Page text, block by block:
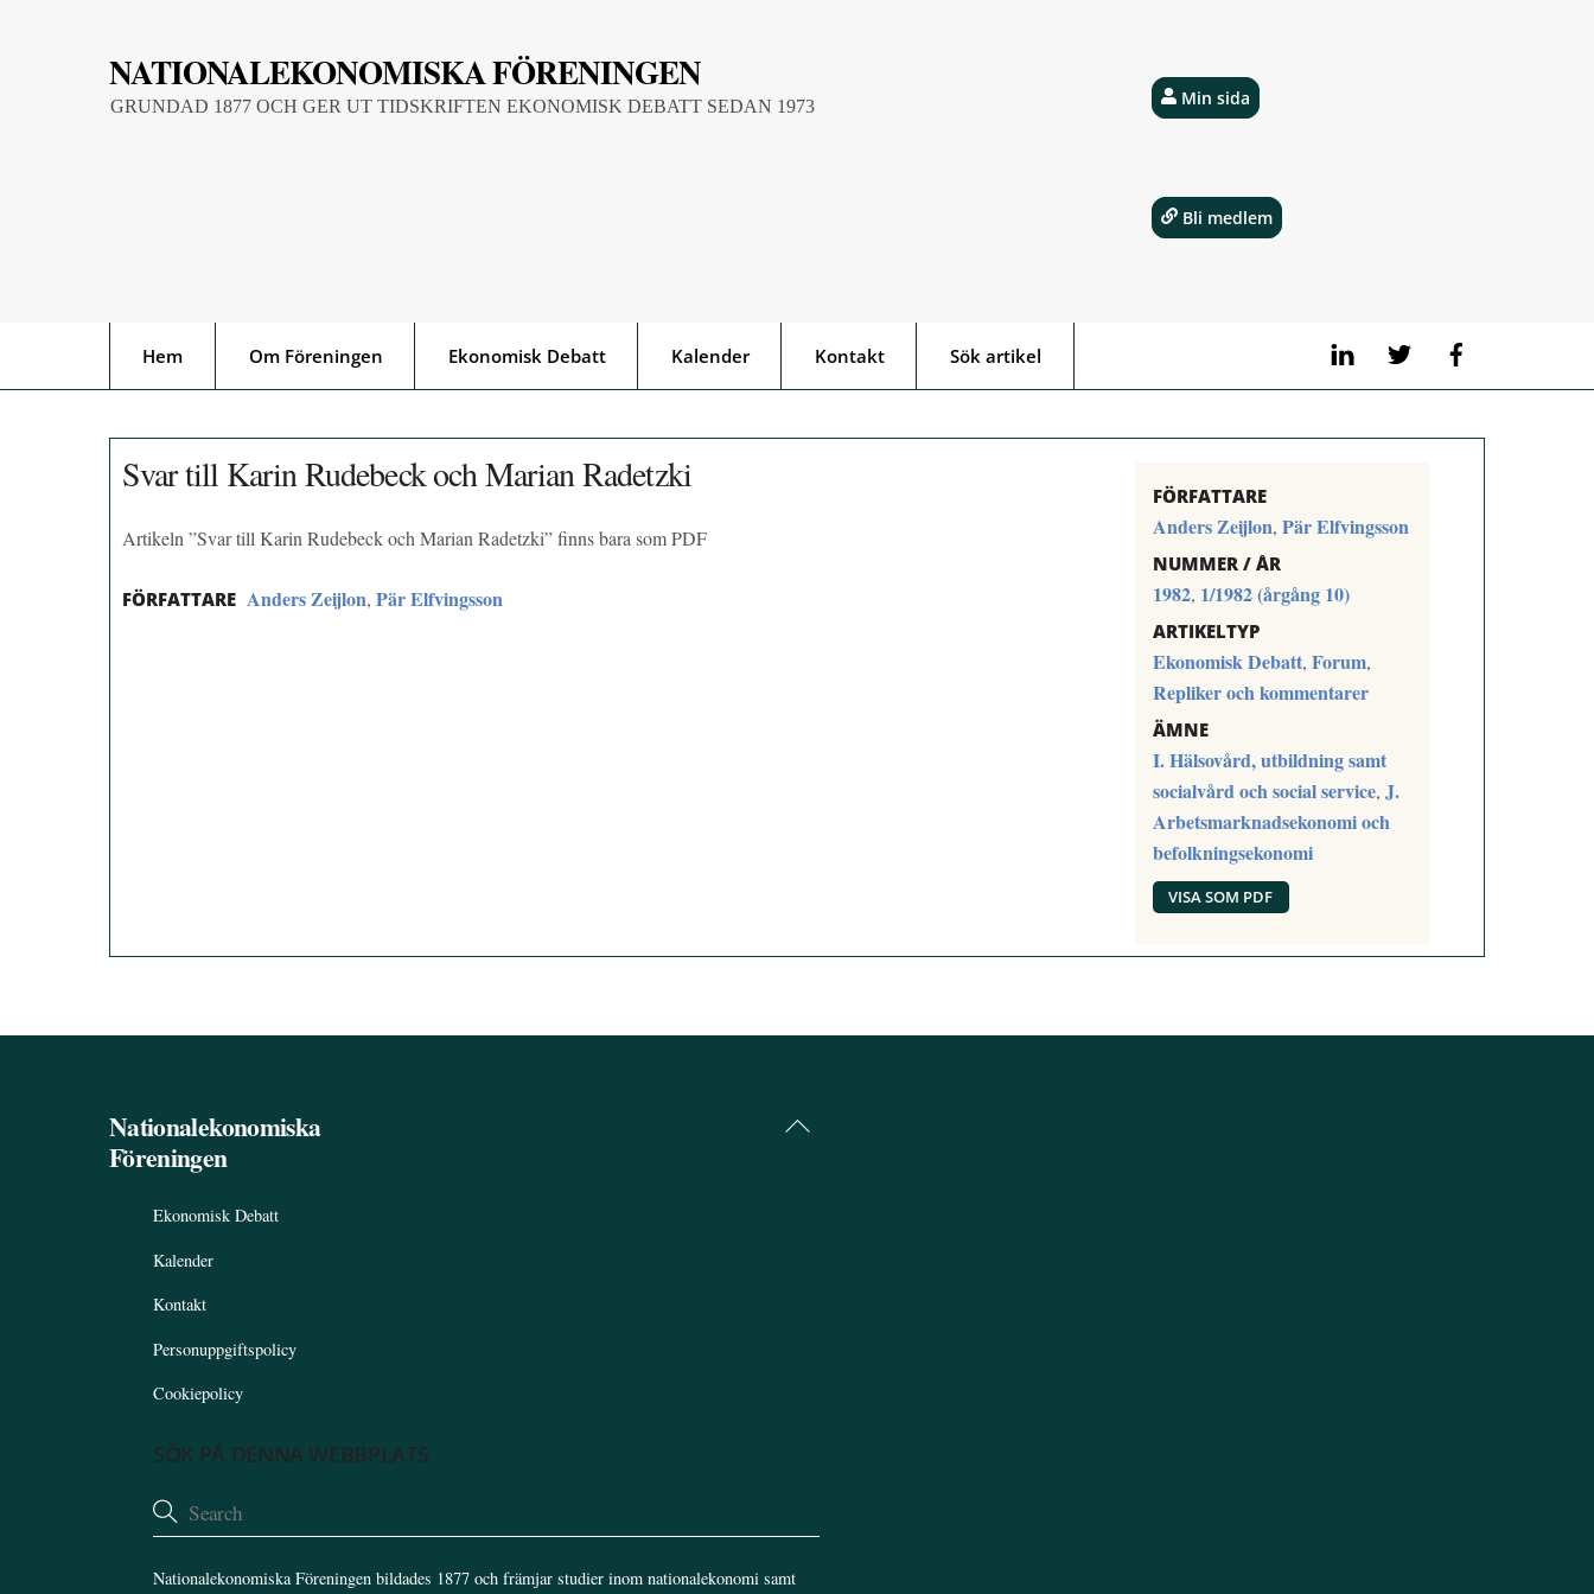
NATIONALEKONOMISKA FÖRENINGEN
GRUNDAD 1877 OCH GER UT TIDSKRIFTEN EKONOMISK DEBATT SEDAN 1973
LinkedIn Twitter
Hem Om Föreningen Ekonomisk Debatt Kalender Kontakt Sök artikel
Min sida
Bli medlem
Svar till Karin Rudebeck och Marian Radetzki
Artikeln ”Svar till Karin Rudebeck och Marian Radetzki” finns bara som PDF
FÖRFATTARE Anders Zeijlon, Pär Elfvingsson
FÖRFATTARE
Anders Zeijlon, Pär Elfvingsson
NUMMER / ÅR
1982, 1/1982 (årgång 10)
ARTIKELTYP
Ekonomisk Debatt, Forum,
Repliker och kommentarer
ÄMNE
I. Hälsovård, utbildning samt
socialvård och social service, J.
Arbetsmarknadsekonomi och
befolkningsekonomi
VISA SOM PDF
Back
Nationalekonomiska
Föreningen
Ekonomisk Debatt
Kalender
Kontakt
Personuppgiftspolicy
Cookiepolicy
SÖK PÅ DENNA WEBBPLATS
Nationalekonomiska Föreningen bildades 1877 och främjar studier inom nationalekonomi samt